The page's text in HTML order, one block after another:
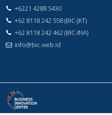
+6221 4288 5430
+62 8118 242 558 (BIC-JKT)
+62 8118 242 462 (BIC-INA)
info@bic.web.id